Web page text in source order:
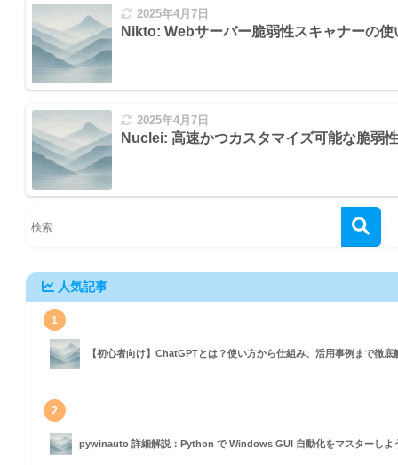
キー使用）
、ログアウトURLを除外
2025年4月7日
Nikto: Webサーバー脆弱性スキャナーの使
2025年4月7日
Nuclei: 高速かつカスタマイズ可能な脆弱
人気記事
1
【初心者向け】ChatGPTとは？使い方から仕組み、活用事例まで徹底
2
pywinauto 詳細解説：Python で Windows GUI 自動化をマスターしよ